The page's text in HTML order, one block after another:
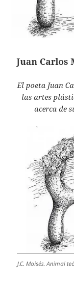
Juan Carlos
El poeta Juan
las artes
acerca de
J.C. Moisés. Animal